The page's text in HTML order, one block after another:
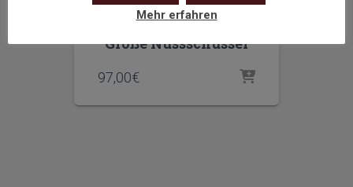
NUSS
Große Nussschüssel
97,00€
Mehr erfahren